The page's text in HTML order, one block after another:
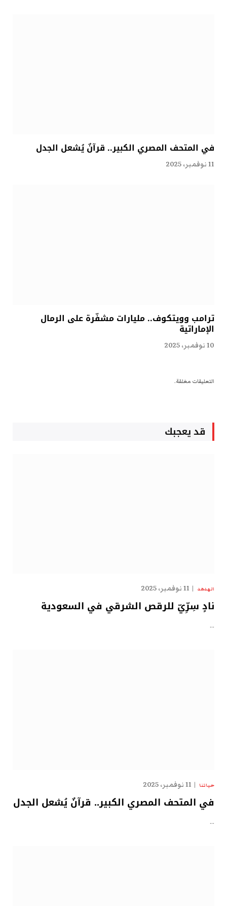
في المتحف المصري الكبير.. قرآنٌ يُشعل الجدل
11 نوفمبر، 2025
ترامب وويتكوف.. مليارات مشفّرة على الرمال
الإماراتية
10 نوفمبر، 2025
التعليقات مغلقة.
قد يعجبك
الهدهد 11 نوفمبر، 2025
نادٍ سِرِّيّ للرقص الشرقي في السعودية
…
حياتنا 11 نوفمبر، 2025
في المتحف المصري الكبير.. قرآنٌ يُشعل الجدل
…